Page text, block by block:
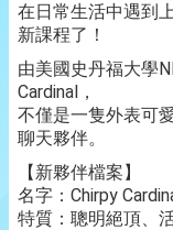
在日常生活中遇到
新課程了！
由美國史丹福大學
Cardinal，
不僅是一隻外表可
聊天夥伴。
【新夥伴檔案】
名字：Chirpy
特質：聰明絕頂、